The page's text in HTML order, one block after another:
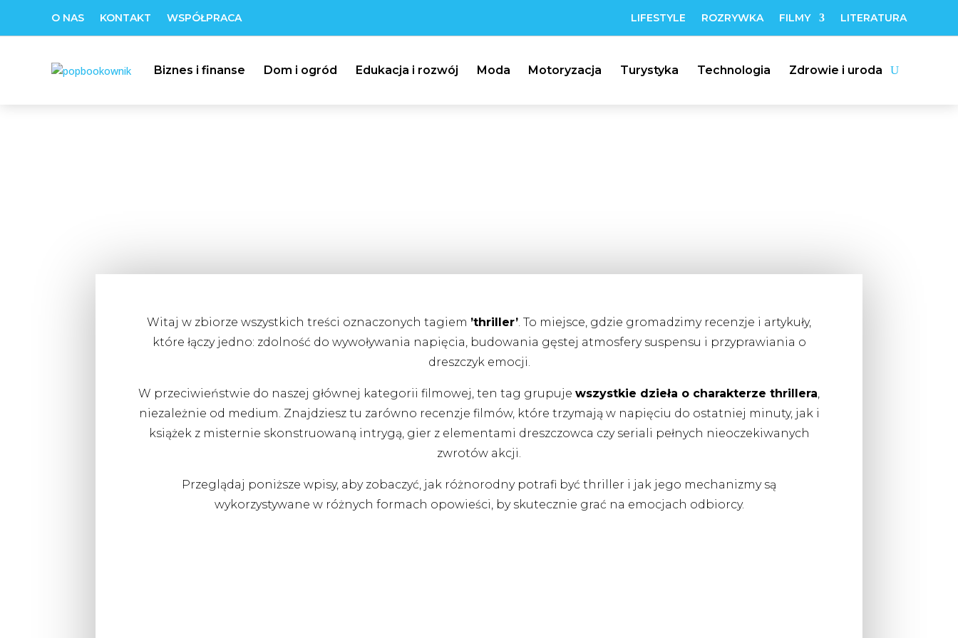
O NAS KONTAKT WSPÓŁPRACA LIFESTYLE ROZRYWKA FILMY LITERATURA
Biznes i finanse Dom i ogród Edukacja i rozwój Moda Motoryzacja Turystyka Technologia Zdrowie i uroda
Witaj w zbiorze wszystkich treści oznaczonych tagiem ’thriller’ . To miejsce, gdzie gromadzimy recenzje i artykuły,
które łączy jedno: zdolność do wywoływania napięcia, budowania gęstej atmosfery suspensu i przyprawiania o
dreszczyk emocji.
W przeciwieństwie do naszej głównej kategorii filmowej, ten tag grupuje wszystkie dzieła o charakterze thrillera
niezależnie od medium. Znajdziesz tu zarówno recenzje filmów, które trzymają w napięciu do ostatniej minuty, jak i
książek z misternie skonstruowaną intrygą, gier z elementami dreszczowca czy seriali pełnych nieoczekiwanych
zwrotów akcji.
Przeglądaj poniższe wpisy, aby zobaczyć, jak różnorodny potrafi być thriller i jak jego mechanizmy są
wykorzystywane w różnych formach opowieści, by skutecznie grać na emocjach odbiorcy.